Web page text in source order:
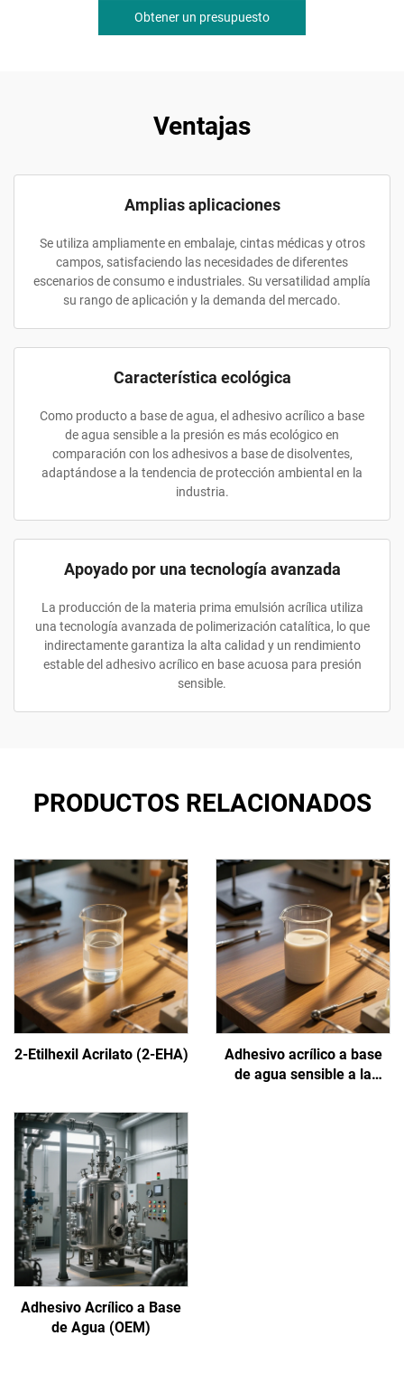
Obtener un presupuesto
Ventajas
Amplias aplicaciones
Se utiliza ampliamente en embalaje, cintas médicas y otros
campos, satisfaciendo las necesidades de diferentes
escenarios de consumo e industriales. Su versatilidad amplía
su rango de aplicación y la demanda del mercado.
Característica ecológica
Como producto a base de agua, el adhesivo acrílico a base
de agua sensible a la presión es más ecológico en
comparación con los adhesivos a base de disolventes,
adaptándose a la tendencia de protección ambiental en la
industria.
Apoyado por una tecnología avanzada
La producción de la materia prima emulsión acrílica utiliza
una tecnología avanzada de polimerización catalítica, lo que
indirectamente garantiza la alta calidad y un rendimiento
estable del adhesivo acrílico en base acuosa para presión
sensible.
PRODUCTOS RELACIONADOS
2-Etilhexil Acrilato (2-EHA)
Adhesivo acrílico a base
de agua sensible a la
Adhesivo Acrílico a Base
de Agua (OEM)